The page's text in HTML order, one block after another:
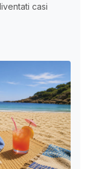
casi